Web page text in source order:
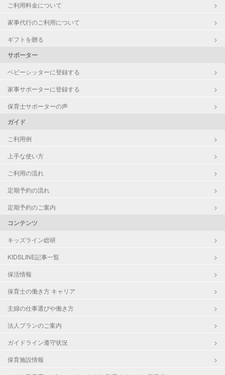
ご利用料金について
家事代行のご利用について
ギフトを贈る
サポーター
ベビーシッターに登録する
家事サポーターに登録する
保育士サポーターの声
ガイド
ご利用例
上手な使い方
ご利用の流れ
定期予約の流れ
定期予約のご案内
コンテンツ
キッズライン総研
KIDSLINE記事一覧
保活情報
保育士の働き方 キャリア
主婦の仕事選びや働き方
法人プランのご案内
ガイドライン遵守状況
保育施設情報